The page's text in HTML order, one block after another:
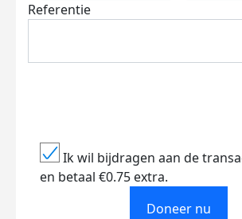
Referentie
Ik wil bijdragen aan de
en betaal €0.75 extra.
Doneer nu